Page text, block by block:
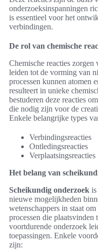
onderzoeksinspanningen
is essentieel voor het
verbindingen.
De rol van chemische
Chemische reacties
leiden tot de vorming van
processen kunnen atomen
resulteert in unieke
bestuderen deze reacties
die nodig zijn voor de
Enkele belangrijke types
Verbindingsreacties
Ontledingsreacties
Verplaatsingsreacties
Het belang van
Scheikundig onderzoek is
nieuwe mogelijkheden
wetenschappers in staat
processen die plaatsvinden
voortdurende onderzoek
toepassingen. Enkele
zijn: